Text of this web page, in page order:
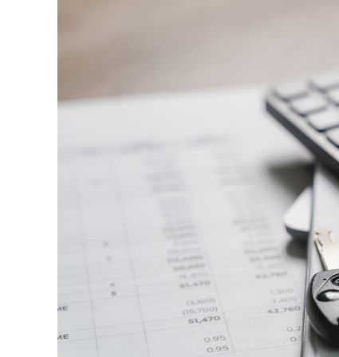
minute ca să urmărească replay-ul
direct satisfacția, însă timpul
Și mai e ceva ce se uită ușor. Un
menționează într-un newsletter,
comunitatea lui. Fiecare astfel de
iar autoritatea e moneda forte în SEO.
Apoi mai e economia de scară, care
un articol lung, cinci sau șase clipuri
podcast din audio și o serie de
calendar editorial întreg, dacă
Ce transformă o
SEO